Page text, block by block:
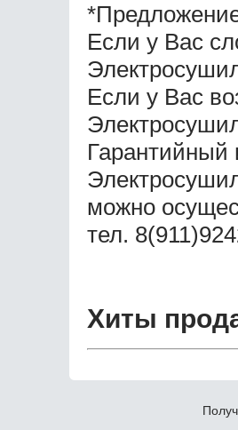
Если у Вас
Если у Вас
Гарантийный
можно
тел.
Хиты